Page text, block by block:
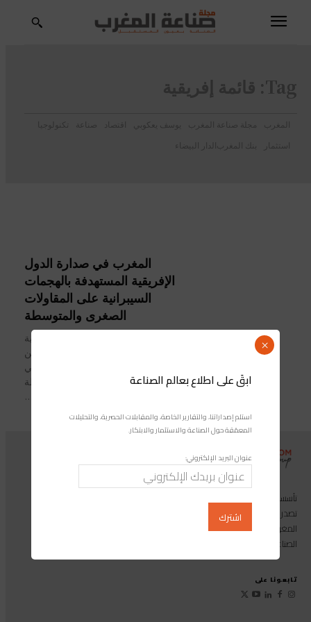
Tag: قائمة إفريقية
المغرب مجلة صناعة المغرب يوسف يعكوبي اقتصاد صناعة
تكنولوجيا
استثمار
بنك المغرب الدار البيضاء
المغرب في صدارة الدول
الإفريقية المستهدفة بالهجمات
السيبرانية على المقاولات
الصغرى والمتوسطة
كشفت بيانات شبكة كاسبرسكي الأمنية
خلال الفترة من يناير إلى أبريل 2025 عن
ارتفاع مقلق في الهجمات السيبرانية التي
تستهدف الشركات الصغيرة والمتوسطة
خاصة...
تصدر المجلة الرائدة المخصصة للصناعة والاستثمار والابتكار: مجلة «صناعة
المغرب»، بالإضافة إلى أول منصة رقمية موجهة لخدمة المهنيين في القطاع
الصناعي.
تابعونا على
ابقَ على اطلاع بعالم الصناعة
استلم إصداراتنا، والتقارير الخاصة، والمقابلات الحصرية، والتحليلات
المعمّقة حول الصناعة والاستثمار والابتكار.
عنوان البريد الإلكتروني:
×